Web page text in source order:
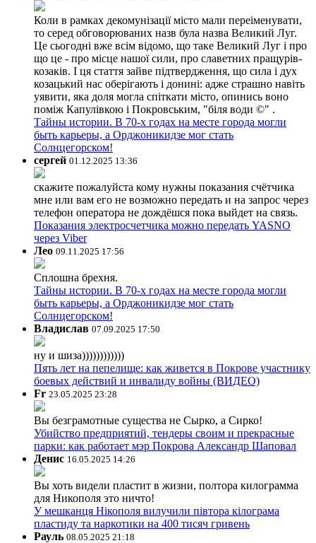
Коли в рамках декомунізації місто мали переіменувати,
то серед обговорюваних назв була назва Великий Луг.
Це сьогодні вже всім відомо, що таке Великий Луг і про
що це - про місце нашої сили, про славетних пращурів-
козаків. І ця стаття зайве підтвердження, що сила і дух
козацький нас оберігають і донині: адже страшно навіть
уявити, яка доля могла спіткати місто, опинись воно
поміж Капулівкою і Покровським, "біля води ©" .
Тайны истории. В 70-х годах на месте города могли
быть карьеры, а Орджоникидзе мог стать
Солнцегорском!
сергей 01.12.2025 13:36
скажите пожалуйста кому нужны показания счётчика
мне или вам его не возможно передать и на запрос через
телефон оператора не дождёшся пока выйдет на связь.
Показания электросчетчика можно передать YASNO
через Viber
Лео 09.11.2025 17:56
Сплошна брехня.
Тайны истории. В 70-х годах на месте города могли
быть карьеры, а Орджоникидзе мог стать
Солнцегорском!
Владислав 07.09.2025 17:50
ну и шиза))))))))))))
Пять лет на пепелище: как живется в Покрове участнику
боевых действий и инвалиду войны (ВИДЕО)
Fr 23.05.2025 23:28
Вы безграмотные существа не Сырко, а Сирко!
Убийство предприятий, тендеры своим и прекрасные
парки: как работает мэр Покрова Александр Шаповал
Денис 16.05.2025 14:26
Вы хоть видели пластит в жизни, полтора килограмма
для Никополя это ничто!
У мешканця Нікополя вилучили півтора кілограма
пластиду та наркотики на 400 тисяч гривень
Рауль 08.05.2025 21:18